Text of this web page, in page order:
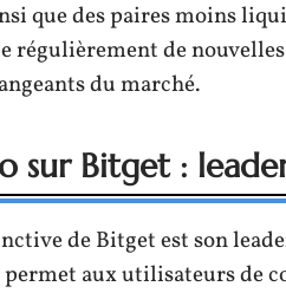
que des paires moins
régulièrement de
du marché.
sur Bitget :
de Bitget est son
aux utilisateurs de